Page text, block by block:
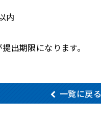
内
出期限になります。
一覧に戻る